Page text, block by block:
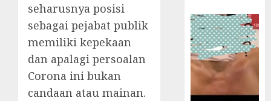
seharusnya posisi
sebagai pejabat publik
memiliki kepekaan
dan apalagi persoalan
Corona ini bukan
candaan atau mainan.